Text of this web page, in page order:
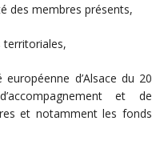
des membres présents,
territoriales,
d’Alsace du 20
et de
et notamment les fonds